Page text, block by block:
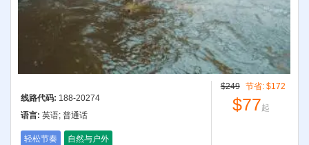
线路代码: 188-20274
语言: 英语; 普通话
轻松节奏 自然与户外
$249 节省: $172
$77起